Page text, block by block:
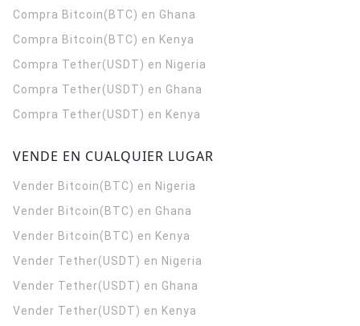
Compra Bitcoin(BTC) en Ghana
Compra Bitcoin(BTC) en Kenya
Compra Tether(USDT) en Nigeria
Compra Tether(USDT) en Ghana
Compra Tether(USDT) en Kenya
VENDE EN CUALQUIER LUGAR
Vender Bitcoin(BTC) en Nigeria
Vender Bitcoin(BTC) en Ghana
Vender Bitcoin(BTC) en Kenya
Vender Tether(USDT) en Nigeria
Vender Tether(USDT) en Ghana
Vender Tether(USDT) en Kenya